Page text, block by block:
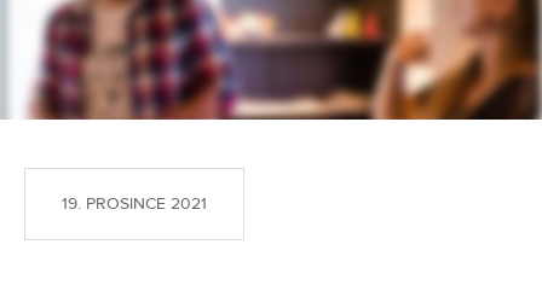
LIDÉ
19. PROSINCE 2021